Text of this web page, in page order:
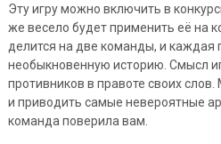
Эту игру можно включить в
же весело будет применить её на
делится на две команды, и
необыкновенную историю. Смысл
противников в правоте своих
и приводить самые невероятные
команда поверила вам.